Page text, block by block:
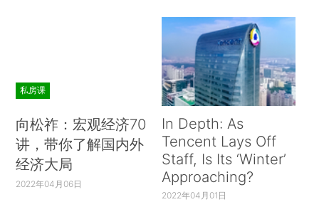
私房课
向松祚：宏观经济70
讲，带你了解国内外
经济大局
2022年04月06日
In Depth: As
Tencent Lays Off
Staff, Is Its ‘Winter’
Approaching?
2022年04月01日